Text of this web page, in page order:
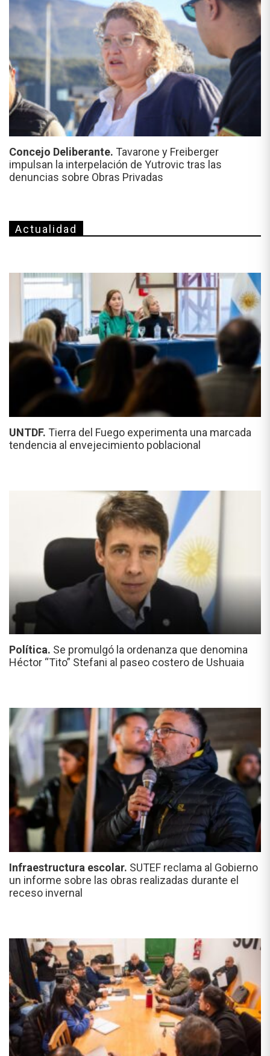
Concejo Deliberante. Tavarone y Freiberger
impulsan la interpelación de Yutrovic tras las
denuncias sobre Obras Privadas
Actualidad
UNTDF. Tierra del Fuego experimenta una marcada
tendencia al envejecimiento poblacional
Política. Se promulgó la ordenanza que denomina
Héctor “Tito” Stefani al paseo costero de Ushuaia
Infraestructura escolar. SUTEF reclama al Gobierno
un informe sobre las obras realizadas durante el
receso invernal